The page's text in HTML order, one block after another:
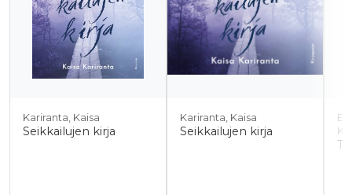
Kariranta, Kaisa
Seikkailujen kirja
Kariranta, Kaisa
Seikkailujen kirja